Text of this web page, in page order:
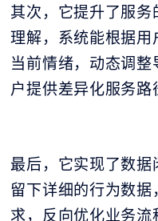
其次，它提升了服
理解，系统能根据
当前情绪，动态调
户提供差异化服务路
最后，它实现了数
留下详细的行为数
求，反向优化业务